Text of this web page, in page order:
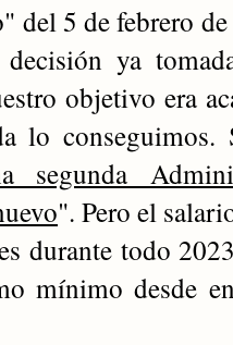
del 5 de febrero
decisión ya
objetivo era
lo
segunda
". Pero el
durante todo
mínimo desde